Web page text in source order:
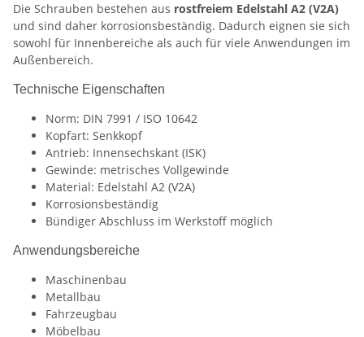
Die Schrauben bestehen aus rostfreiem Edelstahl A2 (V2A)
und sind daher korrosionsbeständig. Dadurch eignen sie sich
sowohl für Innenbereiche als auch für viele Anwendungen im
Außenbereich.
Technische Eigenschaften
Norm: DIN 7991 / ISO 10642
Kopfart: Senkkopf
Antrieb: Innensechskant (ISK)
Gewinde: metrisches Vollgewinde
Material: Edelstahl A2 (V2A)
Korrosionsbeständig
Bündiger Abschluss im Werkstoff möglich
Anwendungsbereiche
Maschinenbau
Metallbau
Fahrzeugbau
Möbelbau